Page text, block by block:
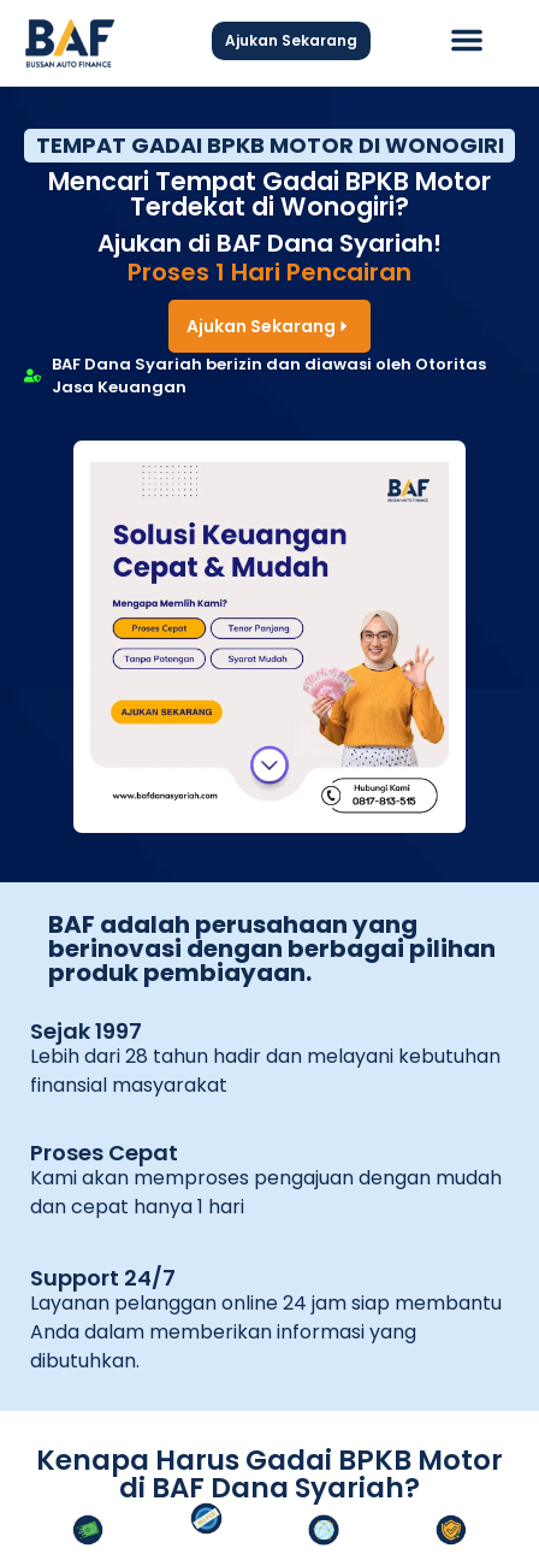
Ajukan Sekarang
TEMPAT GADAI BPKB MOTOR DI WONOGIRI
Mencari Tempat Gadai BPKB Motor
Terdekat di Wonogiri?
Ajukan di BAF Dana Syariah!
Proses 1 Hari Pencairan
Ajukan Sekarang
BAF Dana Syariah berizin dan diawasi oleh Otoritas
Jasa Keuangan
BAF adalah perusahaan yang
berinovasi dengan berbagai pilihan
produk pembiayaan.
Sejak 1997
Lebih dari 28 tahun hadir dan melayani kebutuhan
finansial masyarakat
Proses Cepat
Kami akan memproses pengajuan dengan mudah
dan cepat hanya 1 hari
Support 24/7
Layanan pelanggan online 24 jam siap membantu
Anda dalam memberikan informasi yang
dibutuhkan.
Kenapa Harus Gadai BPKB Motor
di BAF Dana Syariah?